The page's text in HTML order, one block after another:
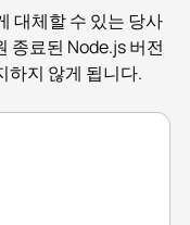
대체할 수 있는 당사
종료된 Node.js 버전
하지 않게 됩니다.